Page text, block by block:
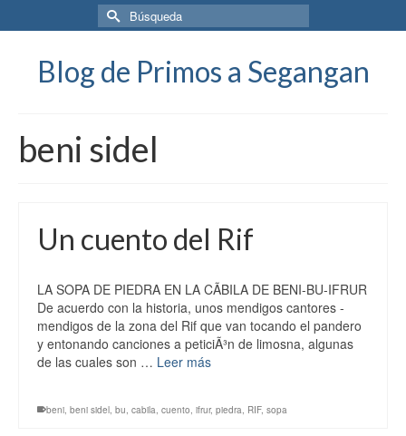
Buscar
por:
Blog de Primos a Segangan
beni sidel
Un cuento del Rif
LA SOPA DE PIEDRA EN LA CÃBILA DE BENI-BU-IFRUR
De acuerdo con la historia, unos mendigos cantores -
mendigos de la zona del Rif que van tocando el pandero
y entonando canciones a peticiÃ³n de limosna, algunas
de las cuales son … Leer más
beni, beni sidel, bu, cabila, cuento, ifrur, piedra, RIF, sopa